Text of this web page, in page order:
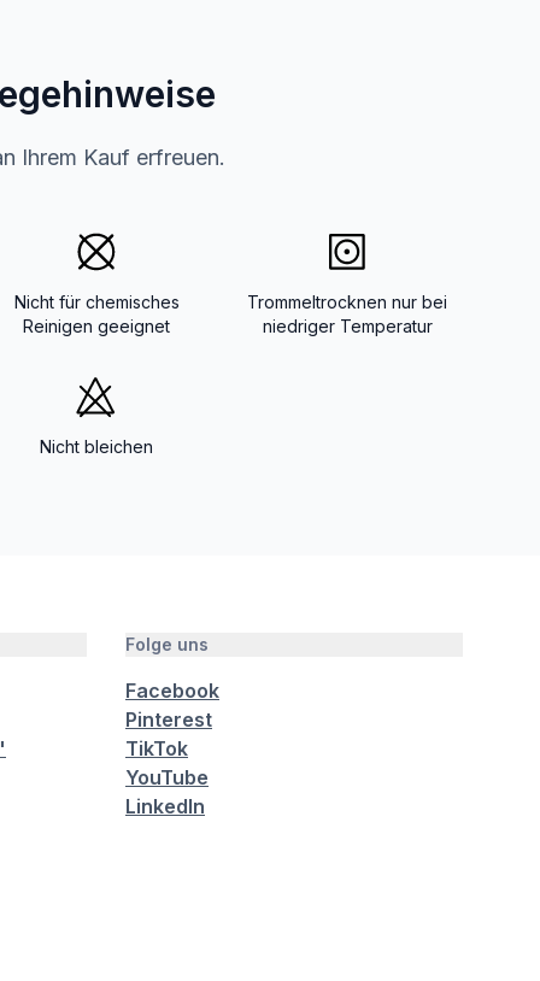
Ihrem Kauf erfreuen.
Nicht für chemisches
Reinigen geeignet
Trommeltrocknen nur bei
niedriger Temperatur
Nicht bleichen
Folge uns
Facebook
Pinterest
TikTok
YouTube
LinkedIn